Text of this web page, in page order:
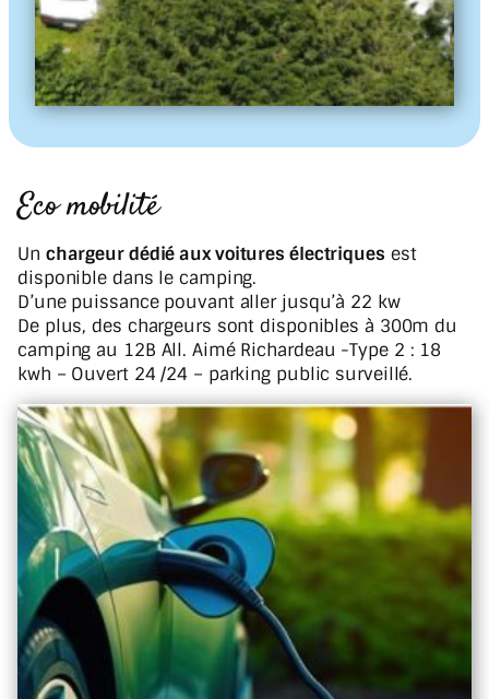
Eco mobilité
Un chargeur dédié aux voitures électriques est
disponible dans le camping.
D’une puissance pouvant aller jusqu’à 22 kw
De plus, des chargeurs sont disponibles à 300m du
camping au 12B All. Aimé Richardeau -Type 2 : 18
kwh – Ouvert 24 /24 – parking public surveillé.